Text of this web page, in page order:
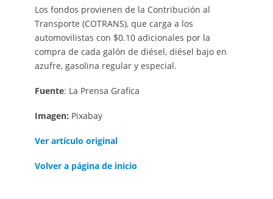
Los fondos provienen de la Contribución al
Transporte (COTRANS), que carga a los
automovilistas con $0.10 adicionales por la
compra de cada galón de diésel, diésel bajo en
azufre, gasolina regular y especial.
Fuente: La Prensa Grafica
Imagen: Pixabay
Ver artículo original
Volver a página de inicio